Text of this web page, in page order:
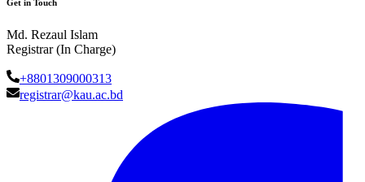
Get in Touch
Md. Rezaul Islam
Registrar (In Charge)
+8801309000313
registrar@kau.ac.bd